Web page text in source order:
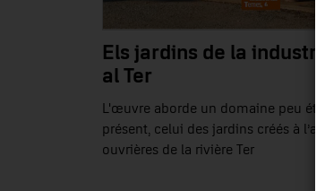
Els jardins de la
al Ter
L'œuvre aborde un domaine peu
présent, celui des jardins créés à
ouvrières de la rivière Ter